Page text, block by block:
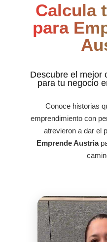
Calcula
para
Descubre el mejor
para tu negocio
Conoce historias
emprendimiento con
atrevieron a dar el
Emprende Austria